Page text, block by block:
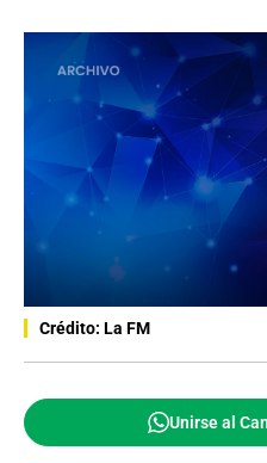
Crédito: La FM
Unirse al